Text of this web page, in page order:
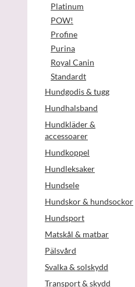
Platinum
POW!
Profine
Purina
Royal Canin
Standardt
Hundgodis & tugg
Hundhalsband
Hundkläder &
accessoarer
Hundkoppel
Hundleksaker
Hundsele
Hundskor & hundsockor
Hundsport
Matskål & matbar
Pälsvård
Svalka & solskydd
Transport & skydd